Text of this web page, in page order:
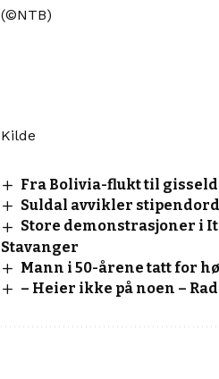
(©NTB)
Kilde
Fra Bolivia-flukt til
Suldal avvikler
Store demonstrasjoner i
Stavanger
Mann i 50-årene tatt for
– Heier ikke på noen –